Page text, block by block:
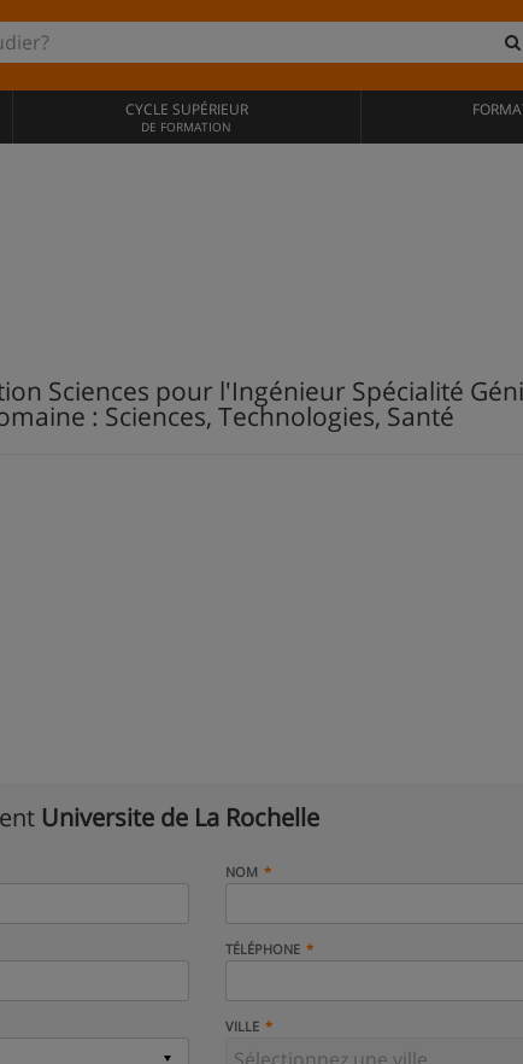
CYCLE SUPÉRIEUR
DE FORMATION
Sciences pour l'Ingénieur Spécialité
: Sciences, Technologies, Santé
Universite de La Rochelle
NOM
TÉLÉPHONE
VILLE